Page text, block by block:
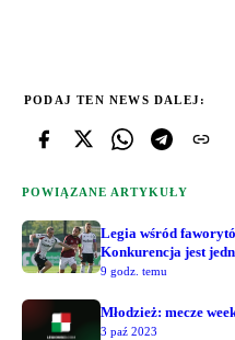
PODAJ TEN NEWS DALEJ:
POWIĄZANE ARTYKUŁY
Legia wśród
Konkurencja jest
9 godz. temu
Młodzież: mecze
3 paź 2023